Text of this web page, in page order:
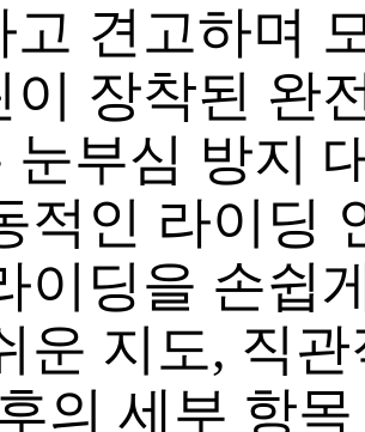
고 견고하며
이 장착된 완
눈부심 방지
적인 라이딩
이딩을 손쉽
운 지도, 직
의 세부 항